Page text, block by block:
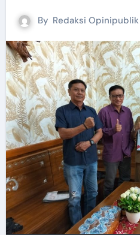
By Redaksi Opinipublik